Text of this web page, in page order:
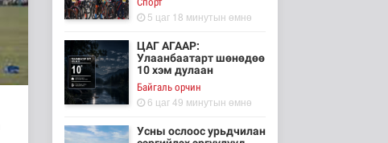
5 цаг 18 минутын өмнө
ЦАГ АГААР:
Улаанбаатарт шөнөдөө
10 хэм дулаан
Байгаль орчин
6 цаг 49 минутын өмнө
Усны ослоос урьдчилан